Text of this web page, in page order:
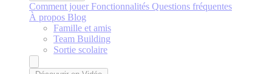
Comment jouer Fonctionnalités Questions fréquentes
À propos Blog
Famille et amis
Team Building
Sortie scolaire